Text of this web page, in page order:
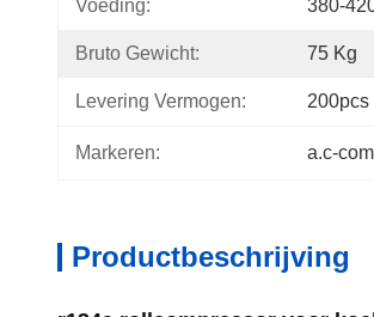
Voeding: 380-
Bruto Gewicht: 75 Kg
Levering Vermogen: 200pcs
Markeren: a.c-
Productbeschrijving